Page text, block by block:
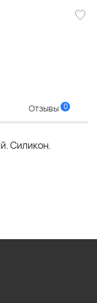
Отзывы 0
Силикон.